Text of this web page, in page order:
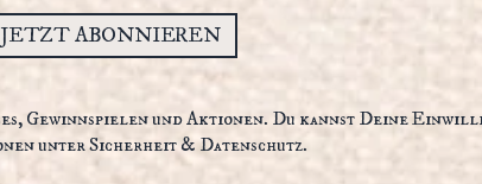
JETZT ABONNIEREN
Gewinnspielen und Aktionen. Du kannst Deine
unterSicherheit & Datenschutz.